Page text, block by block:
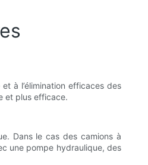
à l’élimination efficaces des
et plus efficace.
Dans le cas des camions à
une pompe hydraulique, des